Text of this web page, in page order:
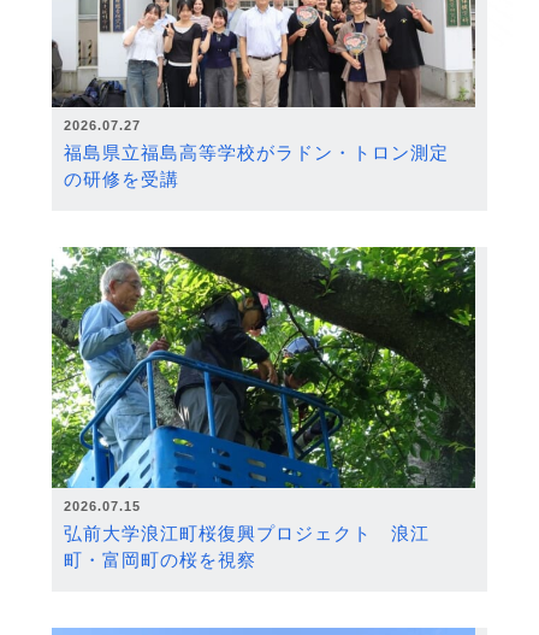
2026.07.27
福島県立福島高等学校がラドン・トロン測定
の研修を受講
2026.07.15
弘前大学浪江町桜復興プロジェクト 浪江
町・富岡町の桜を視察